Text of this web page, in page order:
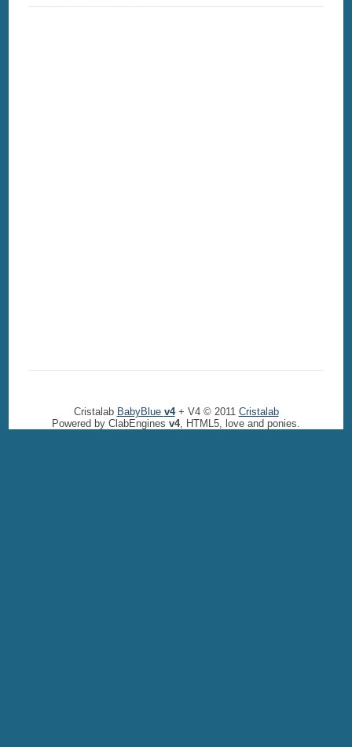
Cristalab BabyBlue v4+ V4 © 2011 Cristalab
Powered by ClabEngines v4, HTML5, love and ponies.